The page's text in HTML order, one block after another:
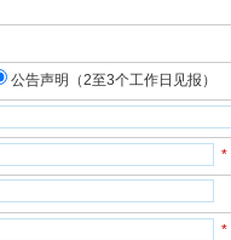
公告声明（2至3个工作日见报）
*
*